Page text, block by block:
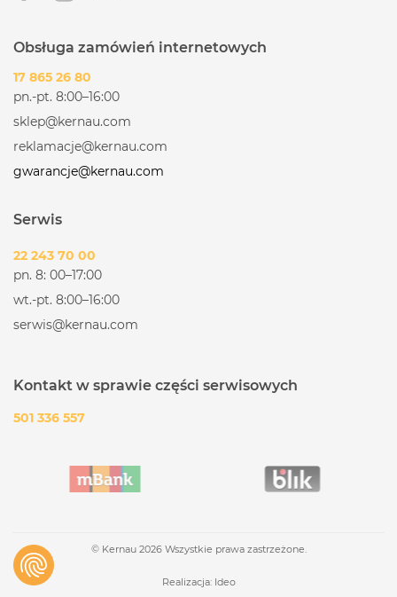
Obsługa zamówień internetowych
17 865 26 80
pn.-pt. 8:00–16:00
sklep@kernau.com
reklamacje@kernau.com
gwarancje@kernau.com
Serwis
22 243 70 00
pn. 8: 00–17:00
wt.-pt. 8:00–16:00
serwis@kernau.com
Kontakt w sprawie części serwisowych
501 336 557
© Kernau 2026 Wszystkie prawa zastrzeżone.
Realizacja: Ideo